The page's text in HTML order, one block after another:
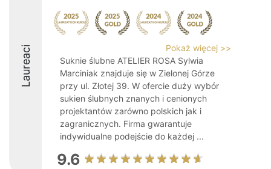
Laureaci
Pokaż więcej >>
Suknie ślubne ATELIER ROSA Sylwia
Marciniak znajduje się w Zielonej Górze
przy ul. Złotej 39. W ofercie duży wybór
sukien ślubnych znanych i cenionych
projektantów zarówno polskich jak i
zagranicznych. Firma gwarantuje
indywidualne podejście do każdej ...
9.6